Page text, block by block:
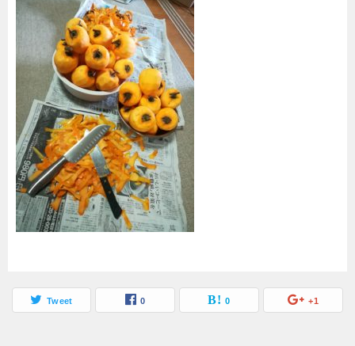
Tweet 0 0 +1